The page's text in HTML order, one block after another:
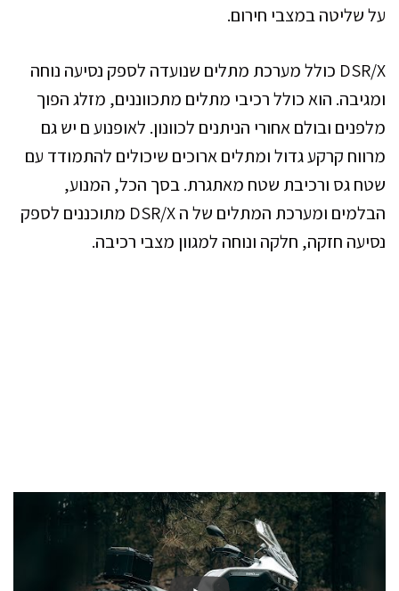
על שליטה במצבי חירום.
DSR/X כולל מערכת מתלים שנועדה לספק נסיעה נוחה
ומגיבה. הוא כולל רכיבי מתלים מתכווננים, מזלג הפוך
מלפנים ובולם אחורי הניתנים לכוונון. לאופנוע ם יש גם
מרווח קרקע גדול ומתלים ארוכים שיכולים להתמודד עם
שטח גס ורכיבת שטח מאתגרת. בסך הכל, המנוע,
הבלמים ומערכת המתלים של ה DSR/X מתוכננים לספק
נסיעה חזקה, חלקה ונוחה למגוון מצבי רכיבה.